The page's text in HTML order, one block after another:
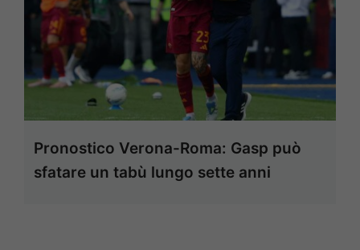
Pronostico Verona-Roma: Gasp può
sfatare un tabù lungo sette anni